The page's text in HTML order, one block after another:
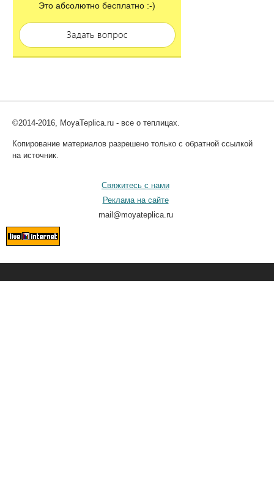
Это абсолютно бесплатно :-)
©2014-2016, MoyaTeplica.ru - все о теплицах.
Копирование материалов разрешено только с обратной ссылкой
на источник.
Свяжитесь с нами
Реклама на сайте
mail@moyateplica.ru